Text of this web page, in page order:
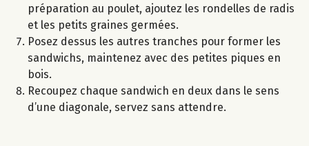
préparation au poulet, ajoutez les rondelles de radis
et les petits graines germées.
Posez dessus les autres tranches pour former les
sandwichs, maintenez avec des petites piques en
bois.
Recoupez chaque sandwich en deux dans le sens
d’une diagonale, servez sans attendre.